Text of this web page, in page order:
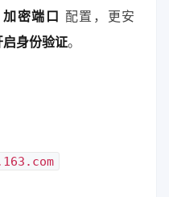
加密端口 配置，更安
身份验证。